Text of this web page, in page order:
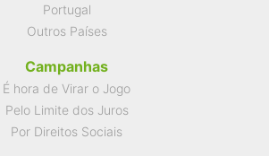
Portugal
Outros Países
Campanhas
É hora de Virar o Jogo
Pelo Limite dos Juros
Por Direitos Sociais